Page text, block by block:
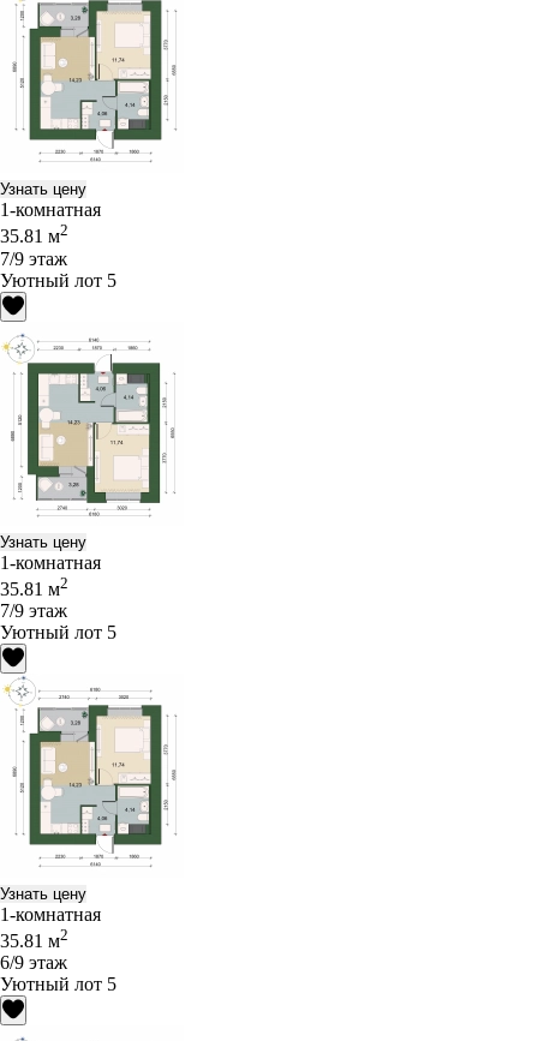
Узнать цену
1-комнатная
35.81 м2
7/9 этаж
Уютный лот 5
Узнать цену
1-комнатная
35.81 м2
7/9 этаж
Уютный лот 5
Узнать цену
1-комнатная
35.81 м2
6/9 этаж
Уютный лот 5